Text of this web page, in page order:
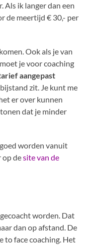
Als ik langer dan een
de meertijd € 30,- per
Ook als je van
je voor coaching
aangepast
zit. Je kunt me
er over kunnen
dat je minder
worden vanuit
op desite van de
worden. Dat
dan op afstand. De
to face coaching. Het